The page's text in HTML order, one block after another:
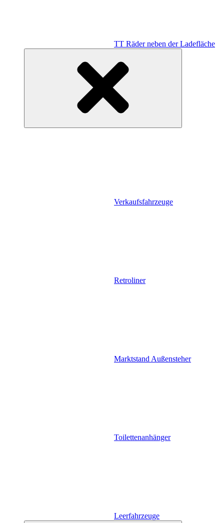
TT Räder neben der Ladefläche
Verkaufsfahrzeuge
Retroliner
Marktstand Außensteher
Toilettenanhänger
Leerfahrzeuge